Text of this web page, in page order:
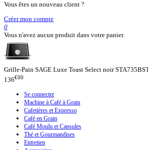
Vous êtes un nouveau client ?
Créer mon compte
0
Vous n'avez aucun produit dans votre panier.
Grille-Pain SAGE Luxe Toast Select noir
136€00
Se connecter
Machine à Café à Grain
Cafetières et Expresso
Café en Grain
Café Moulu et Capsules
Thé et Gourmandises
Entretien